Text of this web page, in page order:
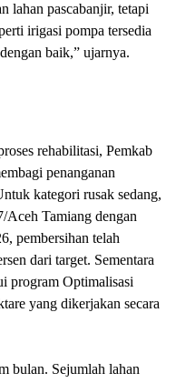
lahan pascabanjir, tetapi
irigasi pompa tersedia
baik,” ujarnya.
rehabilitasi, Pemkab
penanganan
kategori rusak sedang,
Tamiang dengan
pembersihan telah
dari target. Sementara
program Optimalisasi
yang dikerjakan secara
bulan. Sejumlah lahan